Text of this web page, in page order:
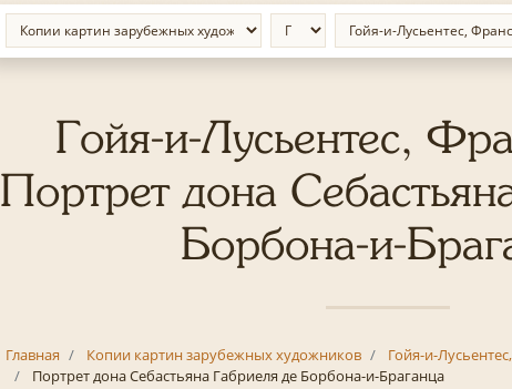
Гойя-и-Лусьентес,
Портрет дона
Борбона-и-
Главная Копии картин зарубежных художников
Гойя-и-
Портрет дона Себастьяна Габриеля де Борбона-и-Браганца